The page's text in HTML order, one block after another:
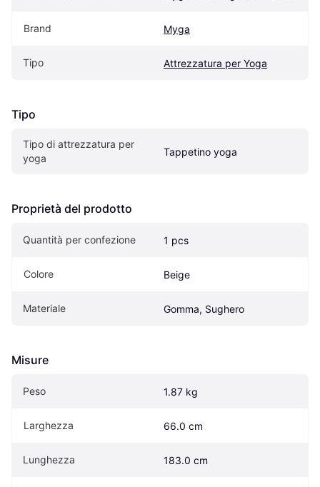
Brand Myga
Tipo Attrezzatura per Yoga
Tipo
Tipo di attrezzatura per
yoga
Tappetino yoga
Proprietà del prodotto
Quantità per confezione 1 pcs
Colore Beige
Materiale Gomma, Sughero
Misure
Peso 1.87 kg
Larghezza 66.0 cm
Lunghezza 183.0 cm